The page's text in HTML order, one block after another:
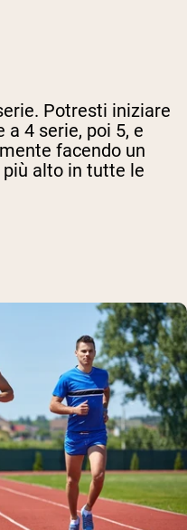
Potresti iniziare
a 4 serie, poi 5, e
facendo un
alto in tutte le